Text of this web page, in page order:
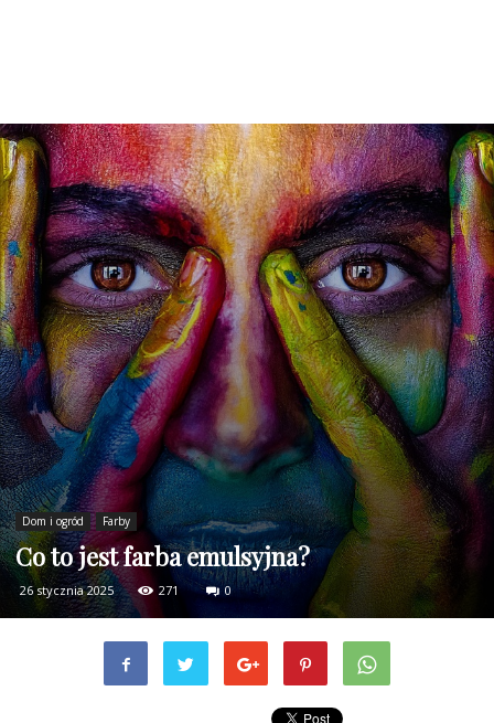
Dom i ogród Farby
Co to jest farba emulsyjna?
26 stycznia 2025 271 0